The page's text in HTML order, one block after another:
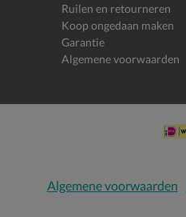
Ruilen en retourneren
Koop ongedaan maken
Garantie
Algemene voorwaarden
Algemene voorwaarden